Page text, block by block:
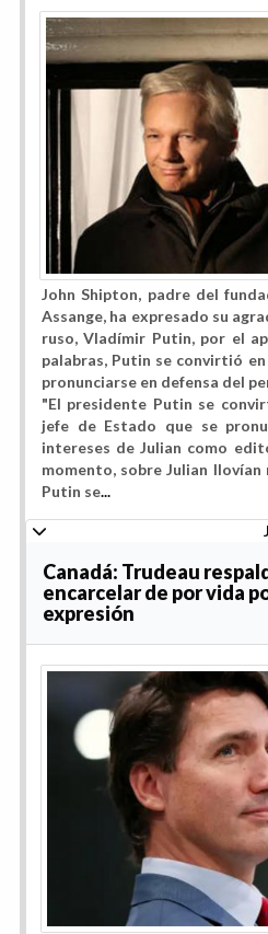
John Shipton, padre del
Assange, ha expresado su
ruso, Vladímir Putin, por el
palabras, Putin se convirtió
pronunciarse en defensa del
"El presidente Putin se
jefe de Estado que se
intereses de Julian como
momento, sobre Julian
Putin se...
Canadá: Trudeau
encarcelar de por vida
expresión